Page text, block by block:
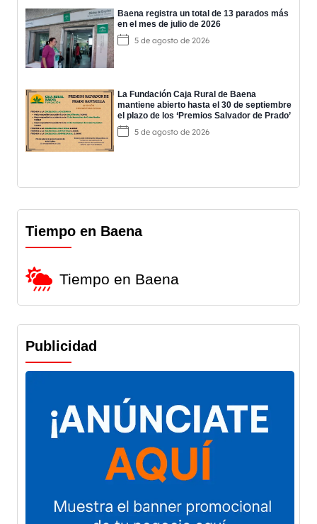
Baena registra un total de 13 parados más
en el mes de julio de 2026
5 de agosto de 2026
La Fundación Caja Rural de Baena
mantiene abierto hasta el 30 de septiembre
el plazo de los ‘Premios Salvador de Prado’
5 de agosto de 2026
Tiempo en Baena
Tiempo en Baena
Publicidad